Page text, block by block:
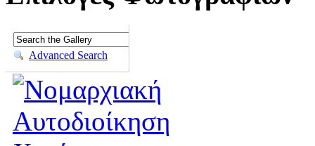
Advanced Search